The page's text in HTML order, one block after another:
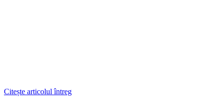
Citește articolul întreg